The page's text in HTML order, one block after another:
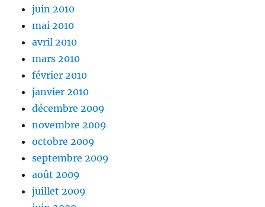
juin 2010
mai 2010
avril 2010
mars 2010
février 2010
janvier 2010
décembre 2009
novembre 2009
octobre 2009
septembre 2009
août 2009
juillet 2009